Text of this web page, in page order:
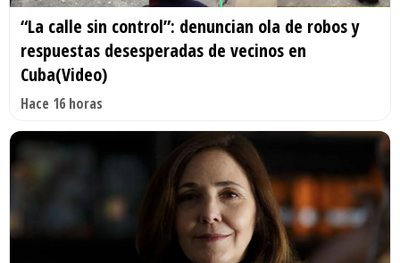
“La calle sin control”: denuncian ola de robos y
respuestas desesperadas de vecinos en
Cuba(Video)
Hace 16 horas